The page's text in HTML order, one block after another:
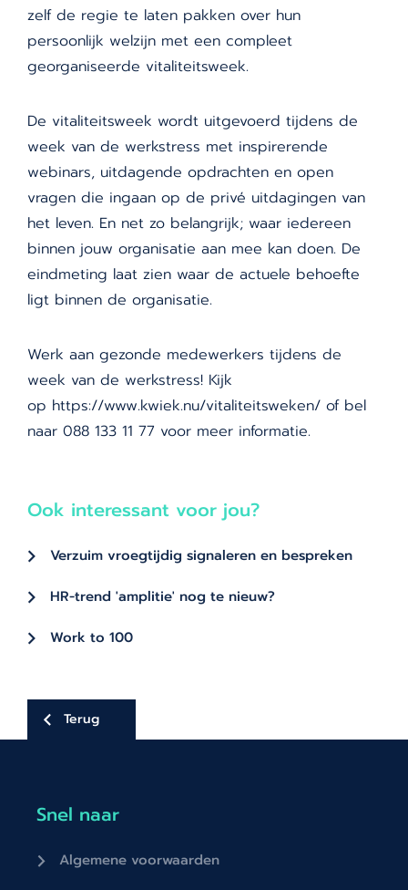
zelf de regie te laten pakken over hun
persoonlijk welzijn met een compleet
georganiseerde vitaliteitsweek.
De vitaliteitsweek wordt uitgevoerd tijdens de
week van de werkstress met inspirerende
webinars, uitdagende opdrachten en open
vragen die ingaan op de privé uitdagingen van
het leven. En net zo belangrijk; waar iedereen
binnen jouw organisatie aan mee kan doen. De
eindmeting laat zien waar de actuele behoefte
ligt binnen de organisatie.
Werk aan gezonde medewerkers tijdens de
week van de werkstress! Kijk
op https://www.kwiek.nu/vitaliteitsweken/ of bel
naar 088 133 11 77 voor meer informatie.
Ook interessant voor jou?
Verzuim vroegtijdig signaleren en bespreken
HR-trend 'amplitie' nog te nieuw?
Work to 100
Terug
Snel naar
Algemene voorwaarden